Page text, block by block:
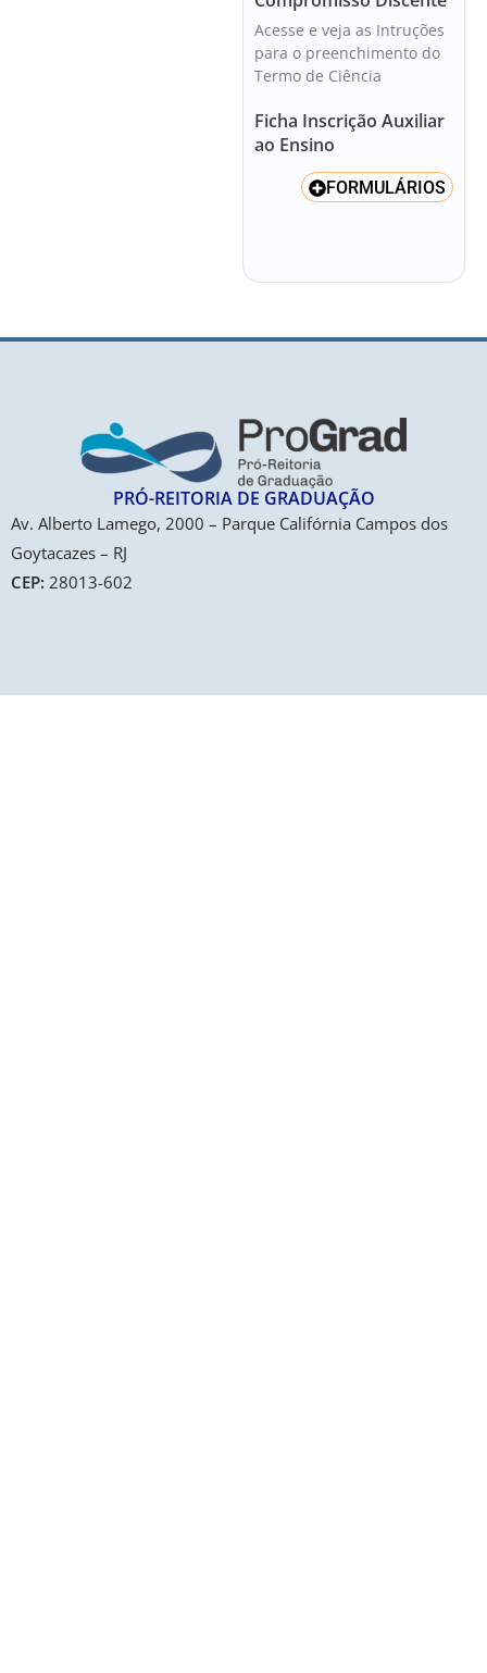
Acesse e veja as Intruções
para o preenchimento do
Termo de Ciência
Ficha Inscrição Auxiliar
ao Ensino
FORMULÁRIOS
PRÓ-REITORIA DE GRADUAÇÃO​
Av. Alberto Lamego, 2000 – Parque Califórnia Campos dos
Goytacazes – RJ
CEP: 28013-602